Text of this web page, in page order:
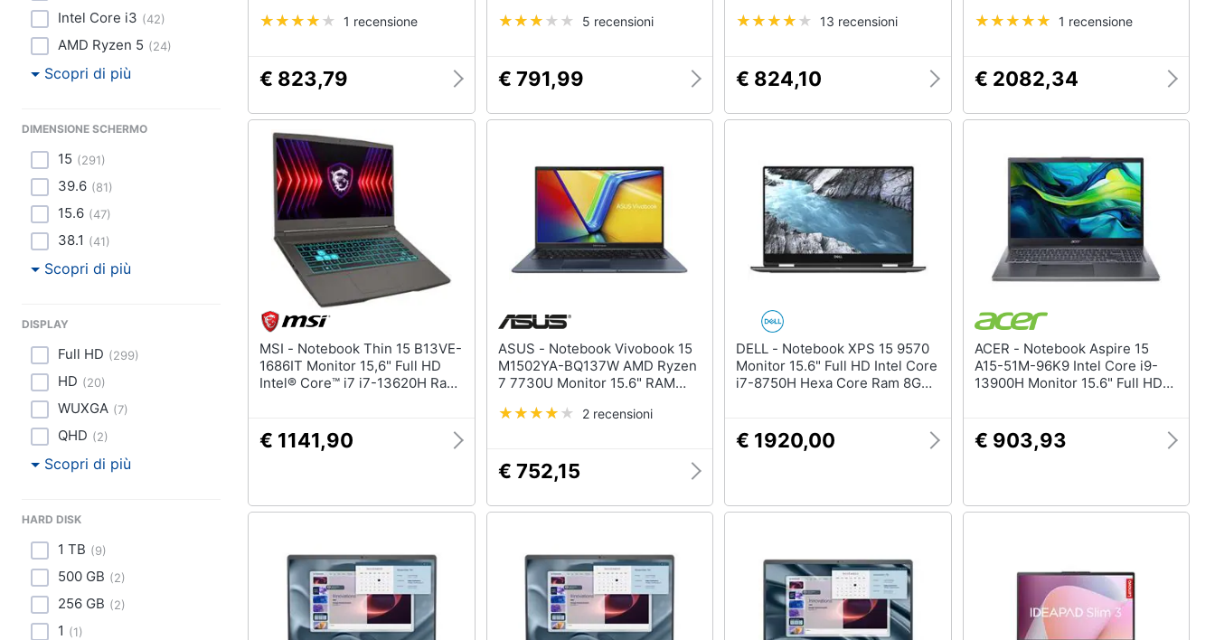
Intel Core i3 (42)
AMD Ryzen 5 (24)
Scopri di più
DIMENSIONE SCHERMO
15 (291)
39.6 (81)
15.6 (47)
38.1 (41)
Scopri di più
DISPLAY
Full HD (299)
HD (20)
WUXGA (7)
QHD (2)
Scopri di più
HARD DISK
1 TB (9)
500 GB (2)
256 GB (2)
1 (1)
Graphics 2 x 3.2 Gen 1 Type A 1
1 recensione
€ 823,79
11 Home
5 recensioni
€ 791,99
13 recensioni
€ 824,10
FreeDOS
1 recensione
€ 2082,34
MSI - Notebook Thin 15 B13VE-
1686IT Monitor 15,6" Full HD
Intel® Core™ i7 i7-13620H Ram
tipo A 3 x 3.1 Gen 1 di tipo C
Windows 11 Home
€ 1141,90
ASUS - Notebook Vivobook 15
M1502YA-BQ137W AMD Ryzen
7 7730U Monitor 15.6" RAM
Graphics Windows 11 Home
2 recensioni
€ 752,15
DELL - Notebook XPS 15 9570
Monitor 15.6" Full HD Intel Core
i7-8750H Hexa Core Ram 8GB
Windows 10 Pro
€ 1920,00
ACER - Notebook Aspire 15
A15-51M-96K9 Intel Core i9-
13900H Monitor 15.6" Full HD
€ 903,93